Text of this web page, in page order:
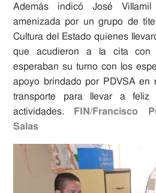
Además indicó José
amenizada por un grupo de
Cultura del Estado quienes
que acudieron a la cita con
esperaban su turno con los
apoyo brindado por PDVSA en
transporte para llevar a
actividades.
FIN/Francisco
Salas